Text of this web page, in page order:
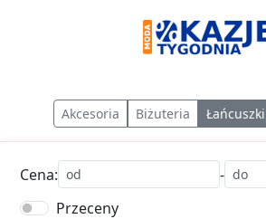
Moda
Tygodnia
Akcesoria Biżuteria Łańcuszki
Cena:
-
Przeceny